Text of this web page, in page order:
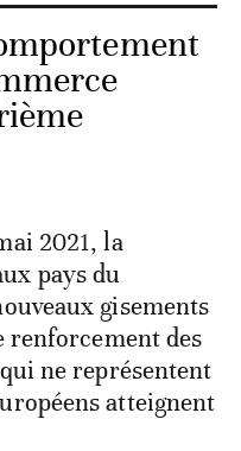
2021, la
pays du
gisements
renforcement des
ne représentent
atteignent